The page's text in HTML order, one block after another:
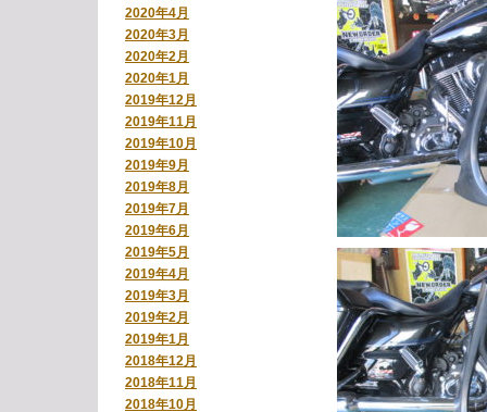
2020年4月
2020年3月
2020年2月
2020年1月
2019年12月
2019年11月
2019年10月
2019年9月
2019年8月
2019年7月
2019年6月
2019年5月
2019年4月
2019年3月
2019年2月
2019年1月
2018年12月
2018年11月
2018年10月